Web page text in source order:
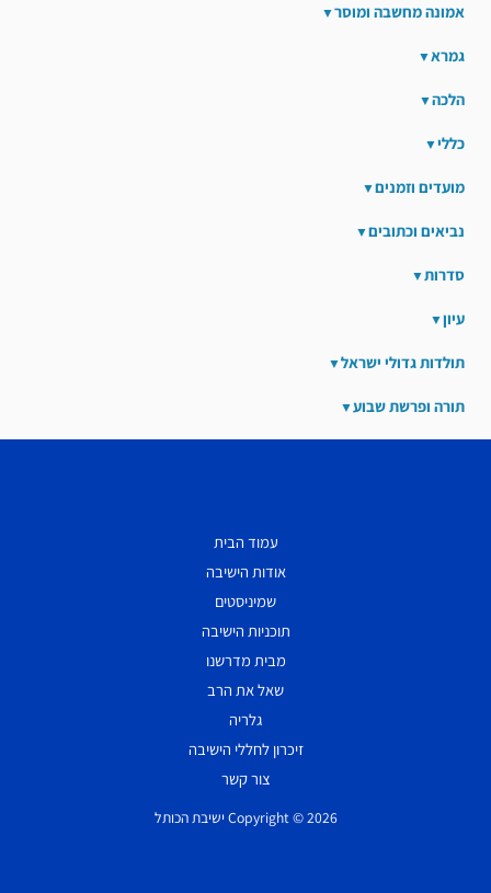
אמונה מחשבה ומוסר
גמרא
הלכה
כללי
מועדים וזמנים
נביאים וכתובים
סדרות
עיון
תולדות גדולי ישראל
תורה ופרשת שבוע
עמוד הבית
אודות הישיבה
שמיניסטים
תוכניות הישיבה
מבית מדרשנו
שאל את הרב
גלריה
זיכרון לחללי הישיבה
צור קשר
Copyright © 2026 ישיבת הכותל